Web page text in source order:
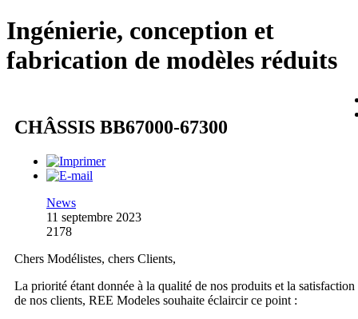
Ingénierie, conception et
fabrication de modèles réduits
CHÂSSIS BB67000-67300
News
11 septembre 2023
2178
Chers Modélistes, chers Clients,
La priorité étant donnée à la qualité de nos produits et la satisfaction
de nos clients, REE Modeles souhaite éclaircir ce point :